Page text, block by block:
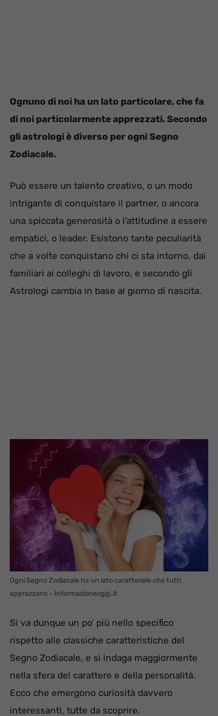
Ognuno di noi ha un lato particolare, che fa
di noi particolarmente apprezzati. Secondo
gli astrologi è diverso per ogni Segno
Zodiacale.
Può essere un talento creativo, o un modo
intrigante di conquistare il partner, o ancora
una spiccata generosità o l’attitudine a essere
empatici, o leader. Esistono tante peculiarità
che a volte conquistano chi ci sta intorno, dai
familiari ai colleghi di lavoro, e secondo gli
Astrologi cambia in base al giorno di nascita.
Ogni Segno Zodiacale ha un lato caratteriale che tutti
apprezzano – Informazioneoggi.it
Si va dunque un po’ più nello specifico
rispetto alle classiche caratteristiche del
Segno Zodiacale, e si indaga maggiormente
nella sfera del carattere e della personalità.
Ecco che emergono curiosità davvero
interessanti, tutte da scoprire.